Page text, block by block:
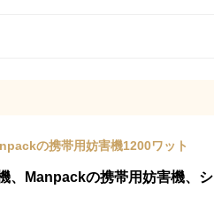
の携帯用妨害機1200ワット
、Manpackの携帯用妨害機、